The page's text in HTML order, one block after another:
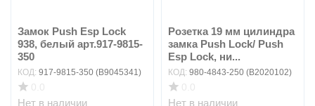
Замок Push Esp Lock
938, белый арт.917-9815-
350
КОД: 917-9815-350 (B9045341)
Нет в наличии
Розетка 19 мм цилиндра
замка Push Lock/ Push
Esp Lock, ни...
КОД: 980-4843-250 (B2020102)
Нет в наличии